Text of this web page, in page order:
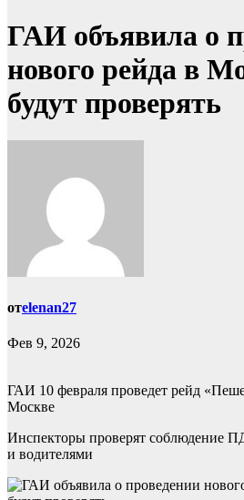
ГАИ объявила о
нового рейда в
будут проверять
отelenan27
Фев 9, 2026
ГАИ 10 февраля проведет рейд
Москве
Инспекторы проверят соблюдение
и водителями